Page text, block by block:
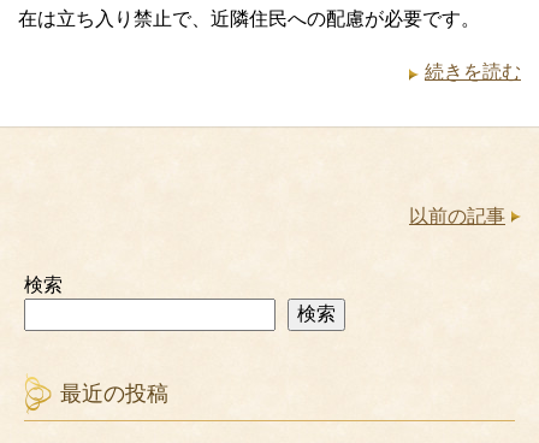
在は立ち入り禁止で、近隣住民への配慮が必要です。
続きを読む
以前の記事
検索
検索
最近の投稿